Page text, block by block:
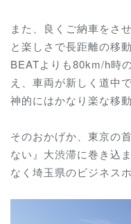
また、良くご納車をさ
と楽しさで長距離の移
BEATよりも80km/h時
え、車両が新しく道中
神的にはかなり楽な移
そのおかげか、 東京の
ない』大渋滞に巻き込
なく埼玉県のビジネス